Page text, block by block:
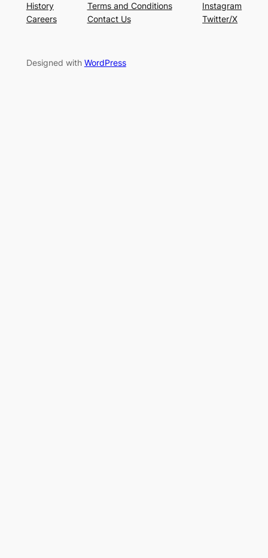
History
Careers
Terms and Conditions
Contact Us
Instagram
Twitter/X
Designed with WordPress